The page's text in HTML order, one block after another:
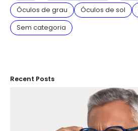
Óculos de grau
Óculos de sol
Sem categoria
Recent Posts